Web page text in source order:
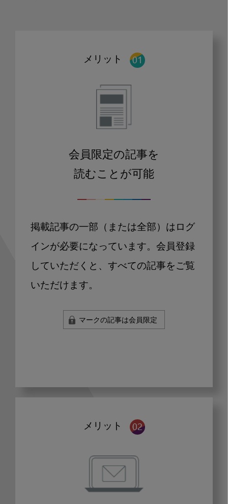
メリット
会員限定の記事を
読むことが可能
掲載記事の一部（または全部）はログ
インが必要になっています。会員登録
していただくと、すべての記事をご覧
いただけます。
マークの記事は会員限定
メリット